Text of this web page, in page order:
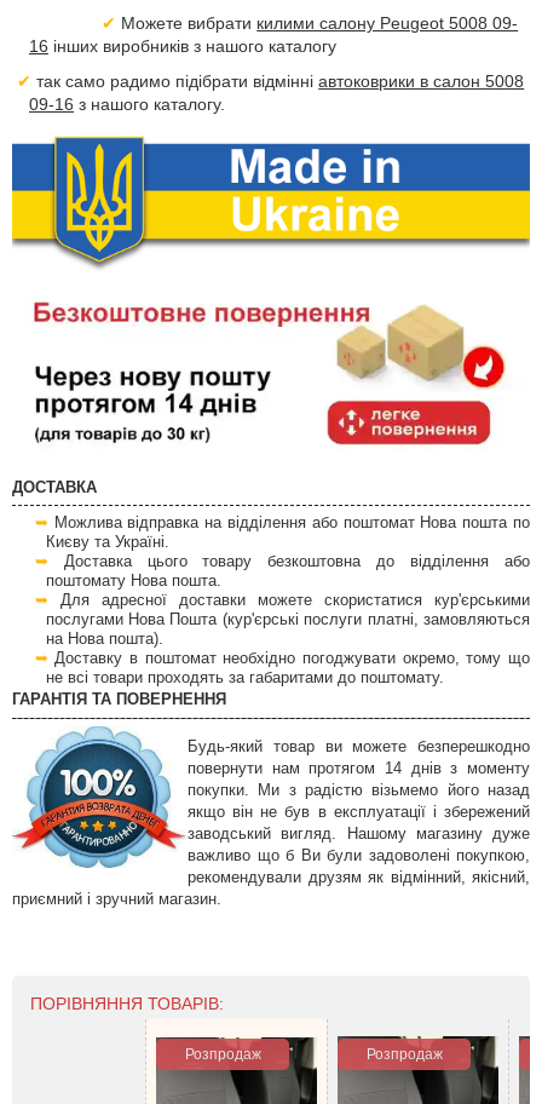
Можете вибрати килими салону Peugeot 5008 09-
16 інших виробників з нашого каталогу
так само радимо підібрати відмінніавтоковрики в салон 5008
09-16 з нашого каталогу.
ДОСТАВКА
Можлива відправка на відділення або поштомат Нова пошта по
Києву та Україні.
Доставка цього товару безкоштовна до відділення або
поштомату Нова пошта.
Для адресної доставки можете скористатися кур'єрськими
послугами Нова Пошта (кур'єрські послуги платні, замовляються
на Нова пошта).
Доставку в поштомат необхідно погоджувати окремо, тому що
не всі товари проходять за габаритами до поштомату.
ГАРАНТІЯ ТА ПОВЕРНЕННЯ
Будь-який товар ви можете безперешкодно
повернути нам протягом 14 днів з моменту
покупки. Ми з радістю візьмемо його назад
якщо він не був в експлуатації і збережений
заводський вигляд. Нашому магазину дуже
важливо що б Ви були задоволені покупкою,
рекомендували друзям як відмінний, якісний,
приємний і зручний магазин.
ПОРІВНЯННЯ ТОВАРІВ:
Розпродаж Розпродаж